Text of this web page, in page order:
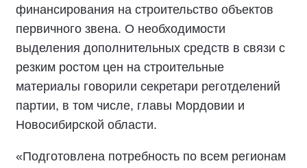
финансирования на строительство объектов
первичного звена. О необходимости
выделения дополнительных средств в связи с
резким ростом цен на строительные
материалы говорили секретари реготделений
партии, в том числе, главы Мордовии и
Новосибирской области.
«Подготовлена потребность по всем регионам